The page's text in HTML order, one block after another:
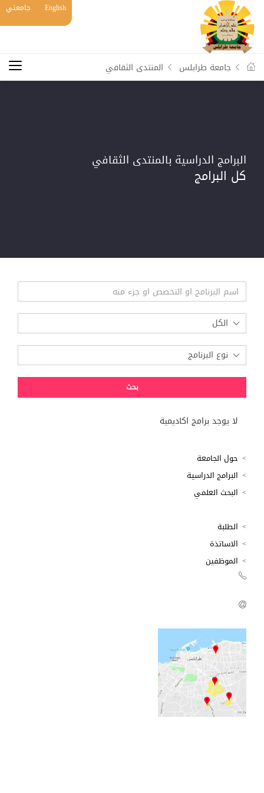
English جامعتي
جامعة طرابلس المنتدى الثقافي
البرامج الدراسية بالمنتدى الثقافي
كل البرامج
لا يوجد برامج اكاديمية
حول الجامعة
البرامج الدراسية
البحث العلمي
الطلبة
الاساتذة
الموظفين